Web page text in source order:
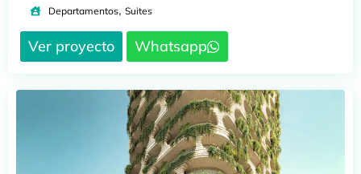
Departamentos, Suites
Ver proyecto Whatsapp